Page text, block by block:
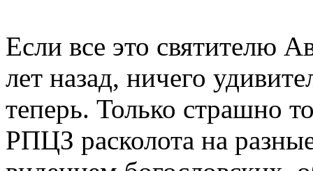
Если все это святителю
лет назад, ничего
теперь. Только страшно
РПЦЗ расколота на